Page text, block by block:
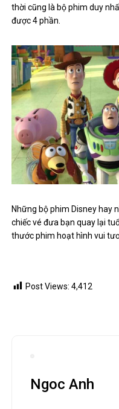
thời cũng là bộ phim duy
được 4 phần.
Những bộ phim Disney hay
chiếc vé đưa bạn quay lại
thước phim hoạt hình vui
Post Views: 4,412